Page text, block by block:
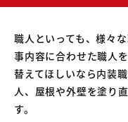
職人といっても、様々
事内容に合わせた職人
替えてほしいなら内装
人、屋根や外壁を塗り
す。